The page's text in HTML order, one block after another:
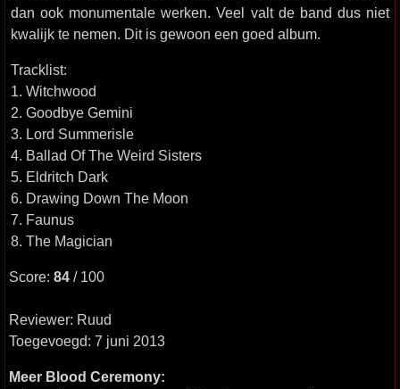
dan ook monumentale werken. Veel valt de band dus niet
kwalijk te nemen. Dit is gewoon een goed album.
Tracklist:
1. Witchwood
2. Goodbye Gemini
3. Lord Summerisle
4. Ballad Of The Weird Sisters
5. Eldritch Dark
6. Drawing Down The Moon
7. Faunus
8. The Magician
Score: 84 / 100
Reviewer: Ruud
Toegevoegd: 7 juni 2013
Meer Blood Ceremony: